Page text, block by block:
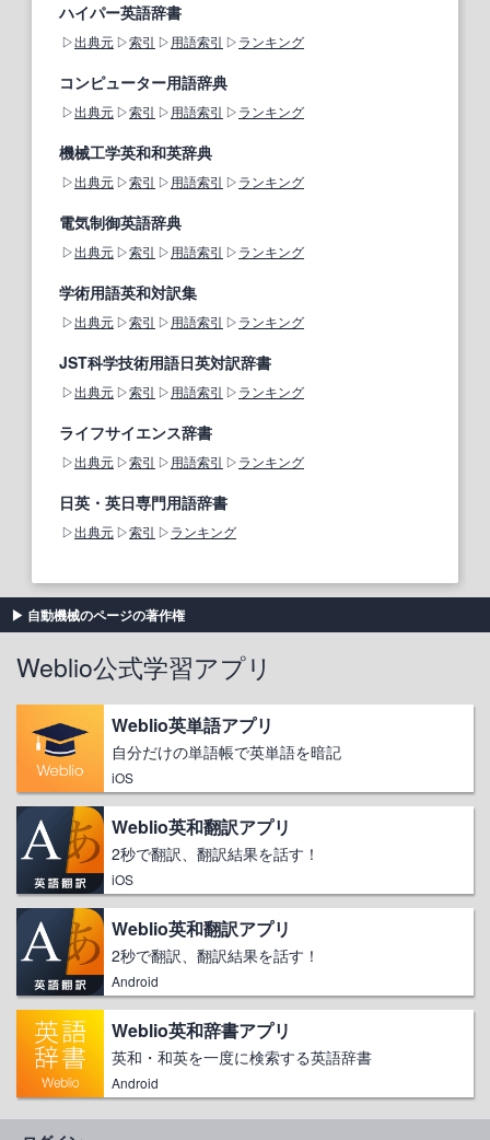
ハイパー英語辞書
出典元 索引 用語索引 ランキング
コンピューター用語辞典
出典元 索引 用語索引 ランキング
機械工学英和和英辞典
出典元 索引 用語索引 ランキング
電気制御英語辞典
出典元 索引 用語索引 ランキング
学術用語英和対訳集
出典元 索引 用語索引 ランキング
JST科学技術用語日英対訳辞書
出典元 索引 用語索引 ランキング
ライフサイエンス辞書
出典元 索引 用語索引 ランキング
日英・英日専門用語辞書
出典元 索引 ランキング
自動機械のページの著作権
Weblio公式学習アプリ
Weblio英単語アプリ
自分だけの単語帳で英単語を暗記
iOS
Weblio英和翻訳アプリ
2秒で翻訳、翻訳結果を話す！
iOS
Weblio英和翻訳アプリ
2秒で翻訳、翻訳結果を話す！
Android
Weblio英和辞書アプリ
英和・和英を一度に検索する英語辞書
Android